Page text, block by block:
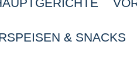
& SNACKS